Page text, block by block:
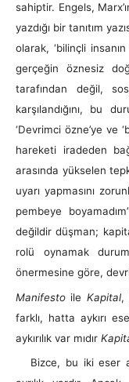
sahiptir. Engels,
yazdığı bir tanıtım
olarak, ‘bilinçli
gerçeğin öznesiz
tarafından değil,
karşılandığını, bu
‘Devrimci özne’ye ve
hareketi iradeden
arasında yükselen
uyarı yapmasını
pembeye
değildir düşman;
rolü oynamak
önermesine göre,
Manifesto ile Kapital,
farklı, hatta aykırı
aykırılık var mıdır
Bizce, bu iki eser